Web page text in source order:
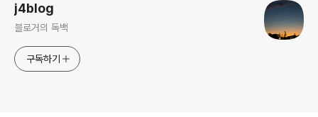
j4blog
블로거의 독백
구독하기